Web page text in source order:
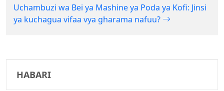
Uchambuzi wa Bei ya Mashine ya Poda ya Kofi: Jinsi
ya kuchagua vifaa vya gharama nafuu?
HABARI